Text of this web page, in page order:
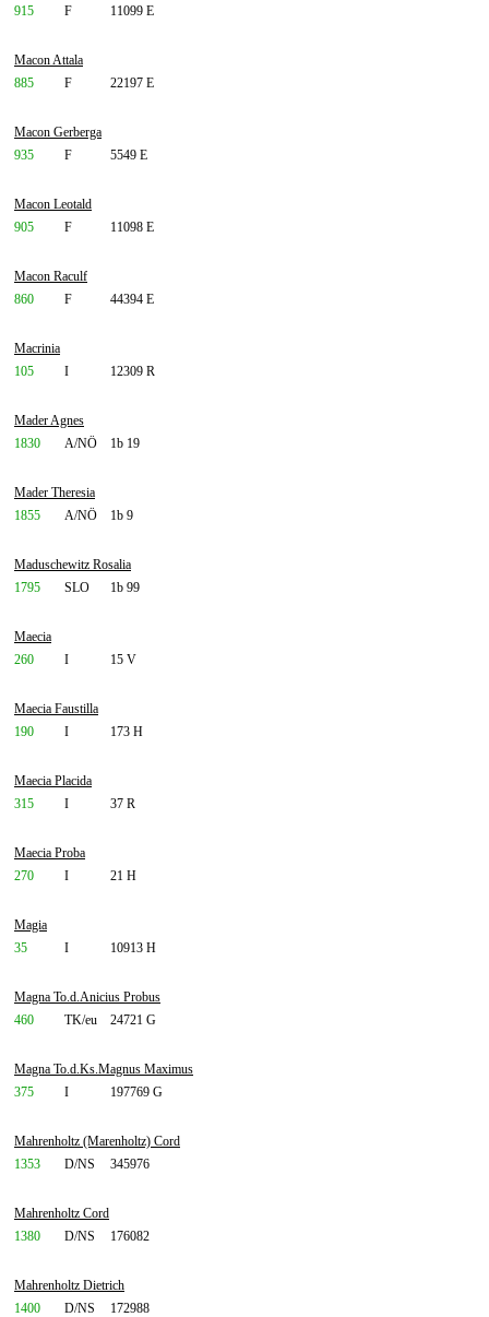
915
F 11099 E
Macon Attala
885
F 22197 E
Macon Gerberga
935
F 5549 E
Macon Leotald
905
F 11098 E
Macon Raculf
860
F 44394 E
Macrinia
105
I 12309 R
Mader Agnes
1830
A/NÖ 1b 19
Mader Theresia
1855
A/NÖ 1b 9
Maduschewitz Rosalia
1795
SLO 1b 99
Maecia
260
I 15 V
Maecia Faustilla
190
I 173 H
Maecia Placida
315
I 37 R
Maecia Proba
270
I 21 H
Magia
35
I 10913 H
Magna To.d.Anicius Probus
460
TK/eu 24721 G
Magna To.d.Ks.Magnus Maximus
375
I 197769 G
Mahrenholtz (Marenholtz) Cord
1353
D/NS 345976
Mahrenholtz Cord
1380
D/NS 176082
Mahrenholtz Dietrich
1400
D/NS 172988